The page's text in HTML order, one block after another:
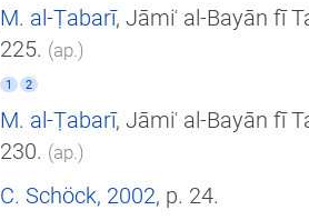
M. al-Ṭabarī, Jāmiʿ al-Bayān fī
225. (ар.)
1 2
M. al-Ṭabarī, Jāmiʿ al-Bayān fī
230. (ар.)
C. Schöck, 2002, p. 24.